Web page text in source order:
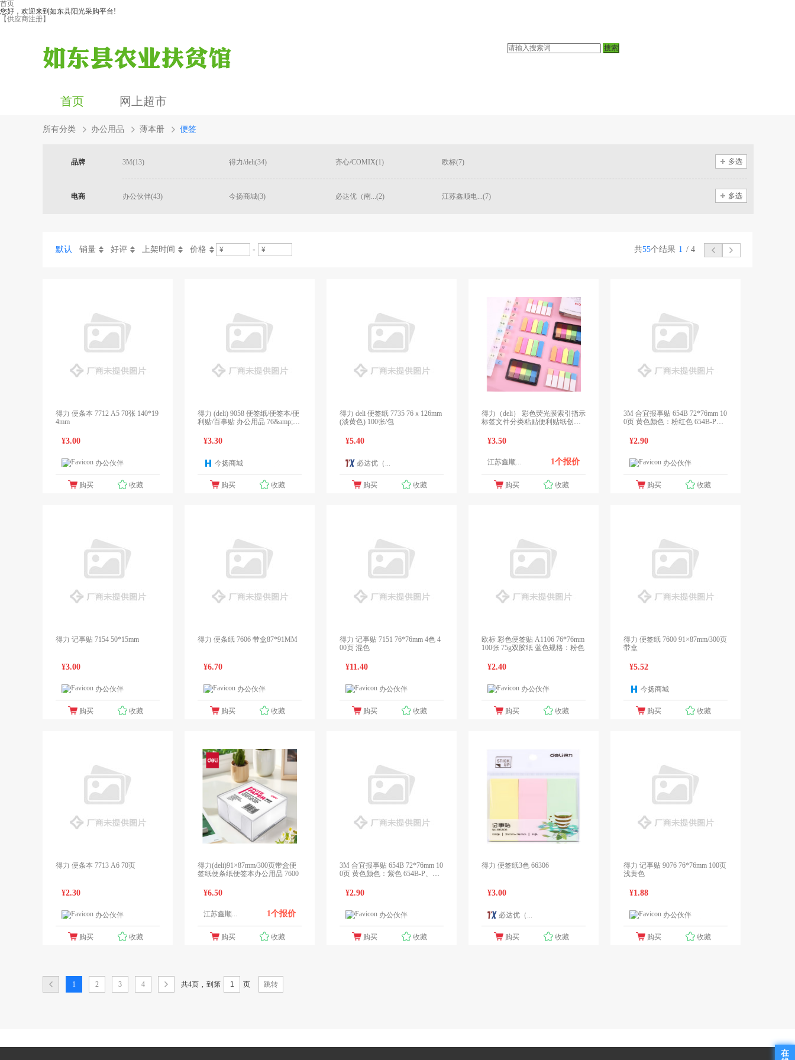
首页
您好，欢迎来到如东县阳光采购平台!
【供应商注册】
首页 网上超市
所有分类 办公用品 薄本册 便签
品牌 多选
3M(13) 得力/deli(34) 齐心/COMIX(1) 欧标(7)
电商 多选
办公伙伴(43) 今扬商城(3) 必达优（南...(2) 江苏鑫顺电...(7)
默认 销量 好评 上架时间 价格 - 共55个结果 1 / 4
得力 便条本 7712 A5 70张 140*19
4mm
¥3.00
办公伙伴
购买 收藏
得力 (deli) 9058 便签纸/便签本/便
利贴/百事贴 办公用品 76&amp;#2
¥3.30
今扬商城
购买 收藏
得力 deli 便签纸 7735 76ｘ126mm
(淡黄色) 100张/包
¥5.40
必达优（...
购买 收藏
得力（deli） 彩色荧光膜索引指示
标签文件分类粘贴便利贴纸创意
¥3.50
江苏鑫顺... 1个报价
购买 收藏
3M 合宜报事贴 654B 72*76mm 10
0页 黄色颜色：粉红色 654B-P、
¥2.90
办公伙伴
购买 收藏
得力 记事贴 7154 50*15mm
¥3.00
办公伙伴
购买 收藏
得力 便条纸 7606 带盒87*91MM
¥6.70
办公伙伴
购买 收藏
得力 记事贴 7151 76*76mm 4色 4
00页 混色
¥11.40
办公伙伴
购买 收藏
欧标 彩色便签贴 A1106 76*76mm
100张 75g双胶纸 蓝色规格：粉色
¥2.40
办公伙伴
购买 收藏
得力 便签纸 7600 91×87mm/300页
带盒
¥5.52
今扬商城
购买 收藏
得力 便条本 7713 A6 70页
¥2.30
办公伙伴
购买 收藏
得力(deli)91×87mm/300页带盒便
签纸便条纸便签本办公用品 7600
¥6.50
江苏鑫顺... 1个报价
购买 收藏
3M 合宜报事贴 654B 72*76mm 10
0页 黄色颜色：紫色 654B-P、规
¥2.90
办公伙伴
购买 收藏
得力 便签纸3色 66306
¥3.00
必达优（...
购买 收藏
得力 记事贴 9076 76*76mm 100页
浅黄色
¥1.88
办公伙伴
购买 收藏
1 2 3 4 共4页 到第 页 跳转
在